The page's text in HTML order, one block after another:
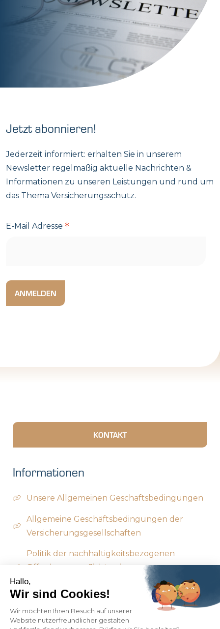
Jetzt abonnieren!
Jederzeit informiert: erhalten Sie in unserem
Newsletter regelmäßig aktuelle Nachrichten &
Informationen zu unseren Leistungen und rund um
das Thema Versicherungsschutz.
E-Mail Adresse *
KONTAKT
Informationen
Unsere Allgemeinen Geschäftsbedingungen
Allgemeine Geschäftsbedingungen der
Versicherungsgesellschaften
Politik der nachhaltigkeitsbezogenen
Offenlegungspflichten im
Finanzdienstleistungssektor
Impressum
Hallo,
Wir sind Cookies!
Wir möchten Ihren Besuch auf unserer
Website nutzerfreundlicher gestalten